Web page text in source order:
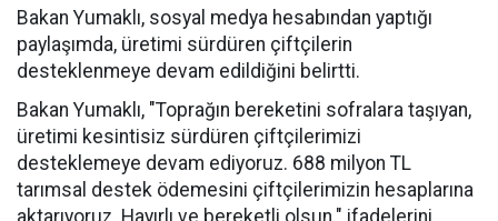
Bakan Yumaklı, sosyal medya hesabından yaptığı
paylaşımda, üretimi sürdüren çiftçilerin
desteklenmeye devam edildiğini belirtti.
Bakan Yumaklı, "Toprağın bereketini sofralara taşıyan,
üretimi kesintisiz sürdüren çiftçilerimizi
desteklemeye devam ediyoruz. 688 milyon TL
tarımsal destek ödemesini çiftçilerimizin hesaplarına
aktarıyoruz. Hayırlı ve bereketli olsun." ifadelerini